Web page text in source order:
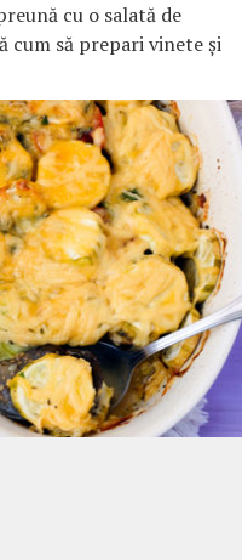
cu o salată de
cum să prepari vinete și